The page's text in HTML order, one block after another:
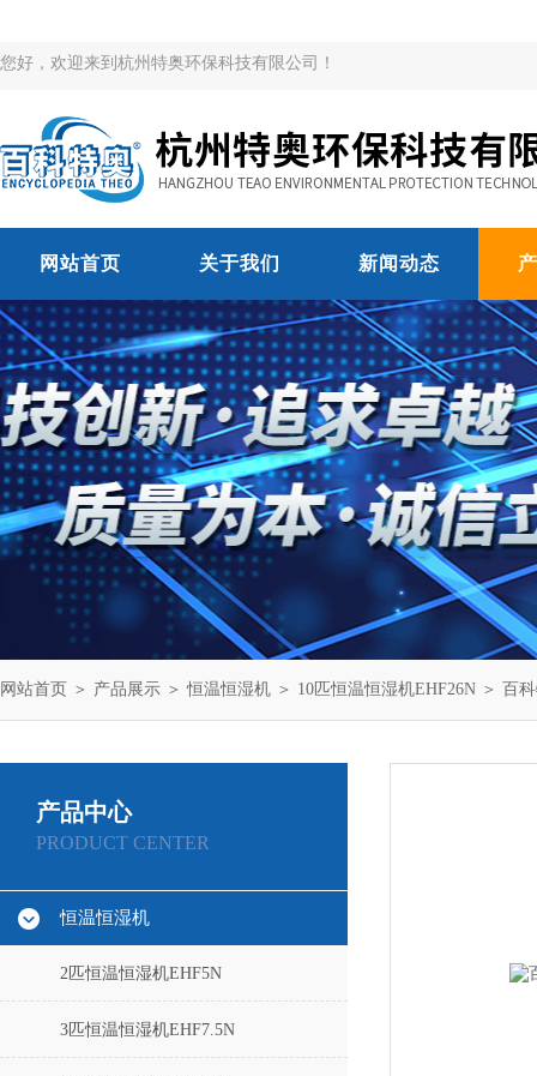
您好，欢迎来到杭州特奥环保科技有限公司！
网站首页 关于我们 新闻动态
网站首页 ＞ 产品展示 ＞恒温恒湿机 ＞ 10匹恒温恒湿机EHF26N ＞ 百
产品中心
PRODUCT CENTER
恒温恒湿机
2匹恒温恒湿机EHF5N
3匹恒温恒湿机EHF7.5N